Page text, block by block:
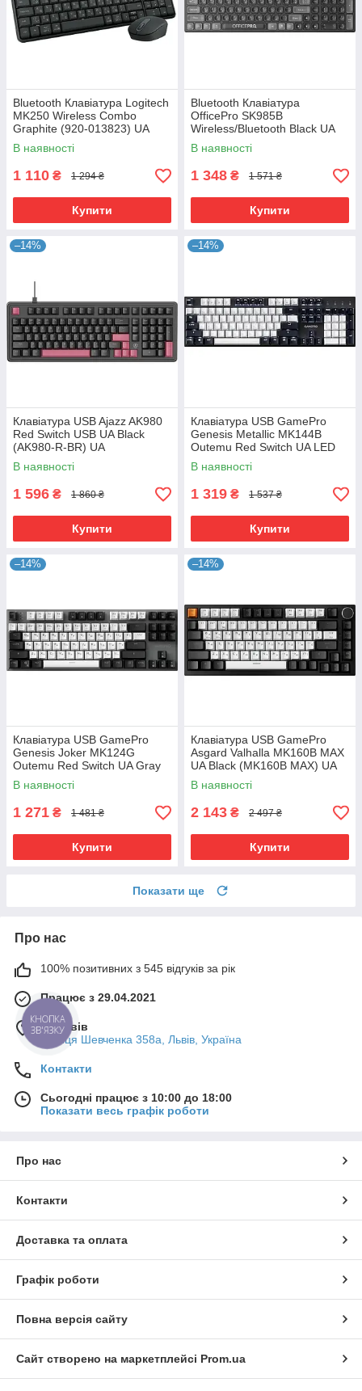
Bluetooth Клавіатура Logitech
MK250 Wireless Combo
Graphite (920-013823) UA
В наявності
1 110 ₴ 1 294 ₴
Купити
Bluetooth Клавіатура
OfficePro SK985B
Wireless/Bluetooth Black UA
В наявності
1 348 ₴ 1 571 ₴
Купити
–14%
Клавіатура USB Ajazz AK980
Red Switch USB UA Black
(AK980-R-BR) UA
В наявності
1 596 ₴ 1 860 ₴
Купити
–14%
Клавіатура USB GamePro
Genesis Metallic MK144B
Outemu Red Switch UA LED
Black (MK144B) UA
В наявності
1 319 ₴ 1 537 ₴
Купити
–14%
Клавіатура USB GamePro
Genesis Joker MK124G
Outemu Red Switch UA Gray
(MK124G) UA
В наявності
1 271 ₴ 1 481 ₴
Купити
–14%
Клавіатура USB GamePro
Asgard Valhalla MK160B MAX
UA Black (MK160B MAX) UA
В наявності
2 143 ₴ 2 497 ₴
Купити
Показати ще
Про нас
100% позитивних з 545 відгуків за рік
Працює з 29.04.2021
м. Львів
вулиця Шевченка 358а, Львів, Україна
Контакти
Сьогодні працює з 10:00 до 18:00
Показати весь графік роботи
Про нас
Контакти
Доставка та оплата
Графік роботи
Повна версія сайту
Сайт створено на маркетплейсі Prom.ua
КНОПКА
ЗВ'ЯЗКУ